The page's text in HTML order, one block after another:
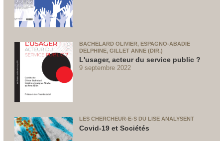
BACHELARD OLIVIER, ESPAGNO-ABADIE
DELPHINE, GILLET ANNE (DIR.)
L'usager, acteur du service public ?
9 septembre 2022
LES CHERCHEUR-E-S DU LISE ANALYSENT
Covid-19 et Sociétés